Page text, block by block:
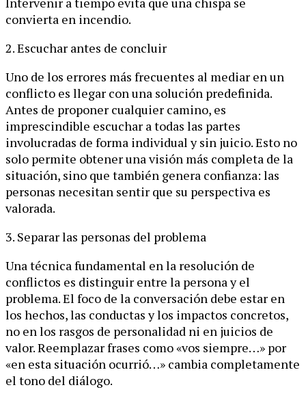
convierta en incendio.
2. Escuchar antes de concluir
Uno de los errores más frecuentes al mediar en un
conflicto es llegar con una solución predefinida.
Antes de proponer cualquier camino, es
imprescindible escuchar a todas las partes
involucradas de forma individual y sin juicio. Esto no
solo permite obtener una visión más completa de la
situación, sino que también genera confianza: las
personas necesitan sentir que su perspectiva es
valorada.
3. Separar las personas del problema
Una técnica fundamental en la resolución de
conflictos es distinguir entre la persona y el
problema. El foco de la conversación debe estar en
los hechos, las conductas y los impactos concretos,
no en los rasgos de personalidad ni en juicios de
valor. Reemplazar frases como «vos siempre…» por
«en esta situación ocurrió…» cambia completamente
el tono del diálogo.